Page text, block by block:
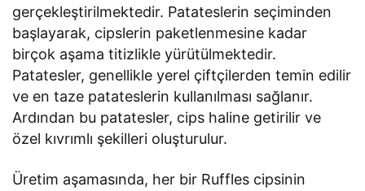
gerçekleştirilmektedir. Patateslerin seçiminden
başlayarak, cipslerin paketlenmesine kadar
birçok aşama titizlikle yürütülmektedir.
Patatesler, genellikle yerel çiftçilerden temin edilir
ve en taze patateslerin kullanılması sağlanır.
Ardından bu patatesler, cips haline getirilir ve
özel kıvrımlı şekilleri oluşturulur.
Üretim aşamasında, her bir Ruffles cipsinin